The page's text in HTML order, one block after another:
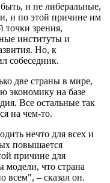
и не либеральные,
и по этой причине им
точки зрения,
институты и
Но, к
собеседник.
две страны в мире,
экономику на базе
Все остальные так
на чем-то.
нечто для всех и
повышается
причине для
что страна
всем", – сказал он.